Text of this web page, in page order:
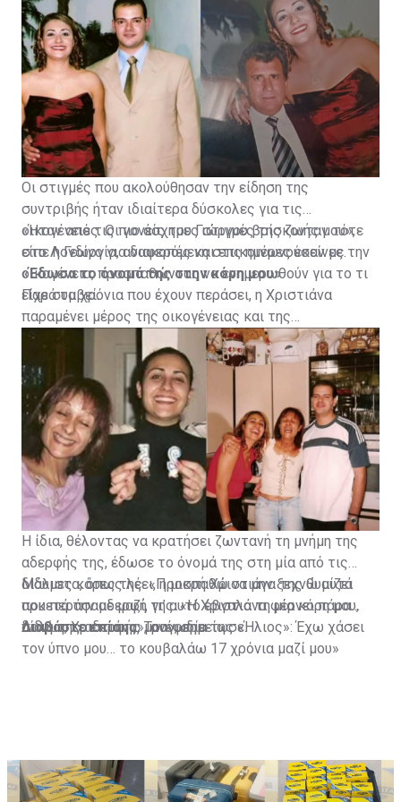
Οι στιγμές που ακολούθησαν την είδηση της
συντριβής ήταν ιδιαίτερα δύσκολες για τις
οικογένειες. Οι γονείς του Γιώργου βρίσκονταν τότε
στο Λονδίνο για διακοπές και επικοινωνούσαν με την
οικογένεια, προσπαθώντας να ενημερωθούν για το τι
είχε συμβεί.
«Ήταν από τις πιο άσχημες στιγμές της ζωής μου»,
είπε η Γεωργία, αναφερόμενη στις ημέρες εκείνες.
«Έδωσα το όνομά της στην κόρη μου»
Παρά τα χρόνια που έχουν περάσει, η Χριστιάνα
παραμένει μέρος της οικογένειας και της
καθημερινότητας της Γεωργίας.
Η ίδια, θέλοντας να κρατήσει ζωντανή τη μνήμη της
αδερφής της, έδωσε το όνομά της στη μία από τις
δίδυμες κόρες της. «Προσπαθώ να μην ξεχνώ αυτά
που περάσαμε μαζί, γι’ αυτό έβγαλα τη μία κόρη μου,
δίδυμη, Χριστιάνα», ανέφερε.
Μάλιστα, όπως λέει, η μικρή Χριστιάνα της θυμίζει
αρκετά την αδερφή της. «Η Χριστιάνα φέρνει πάρα
πολύ της αδερφής μου», σημείωσε.
Διαβάστε επίσης: Τραγωδία της «Ήλιος»: Έχω χάσει
τον ύπνο μου… το κουβαλάω 17 χρόνια μαζί μου»